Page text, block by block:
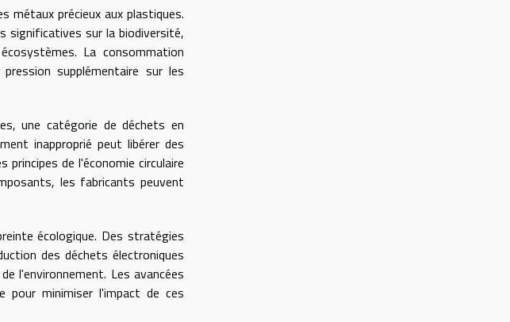
métaux précieux aux plastiques.
significatives sur la biodiversité,
La consommation
supplémentaire sur les
une catégorie de déchets en
inapproprié peut libérer des
de l'économie circulaire
les fabricants peuvent
écologique. Des stratégies
des déchets électroniques
l'environnement. Les avancées
pour minimiser l'impact de ces